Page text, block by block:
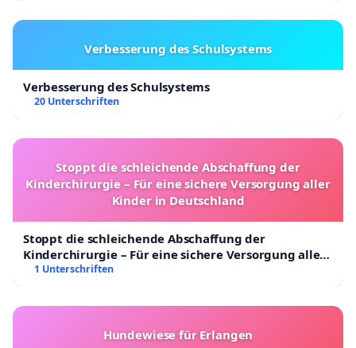
Verbesserung des Schulsystems
Verbesserung des Schulsystems
20 Unterschriften
Stoppt die schleichende Abschaffung der
Kinderchirurgie – Für eine sichere Versorgung aller
Kinder in Deutschland
Stoppt die schleichende Abschaffung der
Kinderchirurgie – Für eine sichere Versorgung aller
Kinder in Deutschland
1 Unterschriften
Hundewiese für Erlangen